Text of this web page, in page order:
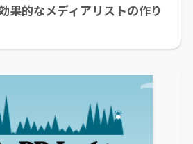
果的なメディアリストの作り